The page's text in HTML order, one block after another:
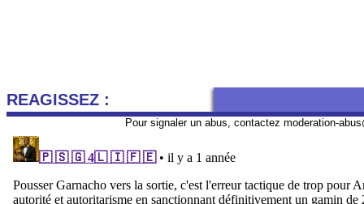
REAGISSEZ :
Pour signaler un abus, contactez moderation-